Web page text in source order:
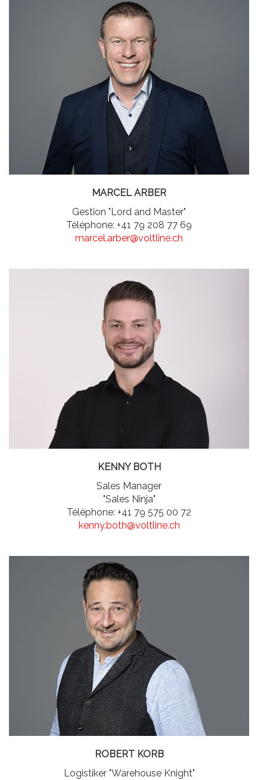
MARCEL ARBER
Gestion "Lord and Master"
Téléphone: +41 79 208 77 69
marcel.arber@voltline.ch
KENNY BOTH
Sales Manager
"Sales Ninja"
Téléphone: +41 79 575 00 72
kenny.both@voltline.ch
ROBERT KORB
Logistiker "Warehouse Knight"